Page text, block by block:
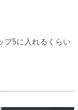
プ5に入れるくらい